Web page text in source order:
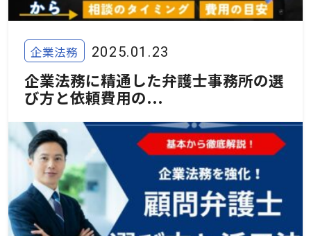
企業法務 2025.01.23
企業法務に精通した弁護士事務所の選
び方と依頼費用の...